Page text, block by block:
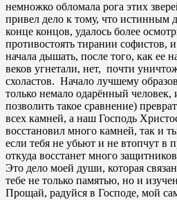
немножко обломала рога этих
привел дело к тому, что истинным
конце концов, удалось более
противостоять тирании софистов,
начала дышать, после того, как ее
веков угнетали, нет, почти
схоластов. Начало лучшему
только немало одарённый
позволить такое сравнение)
всех камней, а наш Господь
восстановил много камней, так и
если тебя не убьют и не втопчут в
откуда восстанет много
Это дело моей души, которая
тебе не только памятью, но и
Прощай, радуйся в Господе, мой